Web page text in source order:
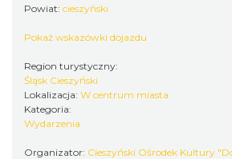
0.11 km
Powiat: cieszyński
Pokaż wskazówki dojazdu
Region turystyczny:
Śląsk Cieszyński
Lokalizacja: W centrum miasta
Kategoria:
Wydarzenia
Organizator: Cieszyński Ośrodek Kultury